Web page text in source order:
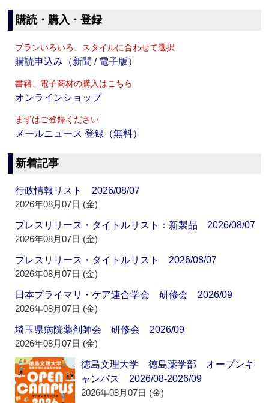
購読・購入・登録
プランいろいろ、スタイルに合わせて選択
購読申込み（新聞 / 電子版）
書籍、電子商材の購入はこちら
オンラインショップ
まずはご登録ください
メールニュース 登録（無料）
新着記事
行政情報リスト 2026/08/07
2026年08月07日 (金)
プレスリリース・タイトルリスト：新製品 2026/08/07
2026年08月07日 (金)
プレスリリース・タイトルリスト 2026/08/07
2026年08月07日 (金)
日本プライマリ・ケア連合学会 研修会 2026/09
2026年08月07日 (金)
埼玉県病院薬剤師会 研修会 2026/09
2026年08月07日 (金)
徳島文理大学 徳島薬学部 オープンキ
ャンパス 2026/08-2026/09
2026年08月07日 (金)